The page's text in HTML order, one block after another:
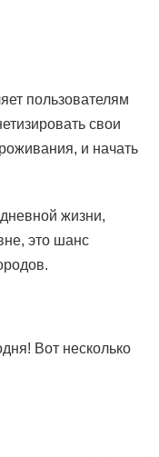
пользователям
свои
и начать
жизни,
это шанс
Вот несколько